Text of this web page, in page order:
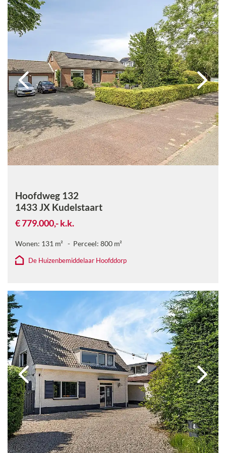
Hoofdweg 132
1433 JX Kudelstaart
€ 779.000,-k.k.
Wonen: 131 m² Perceel: 800m²
De Huizenbemiddelaar Hoofddorp